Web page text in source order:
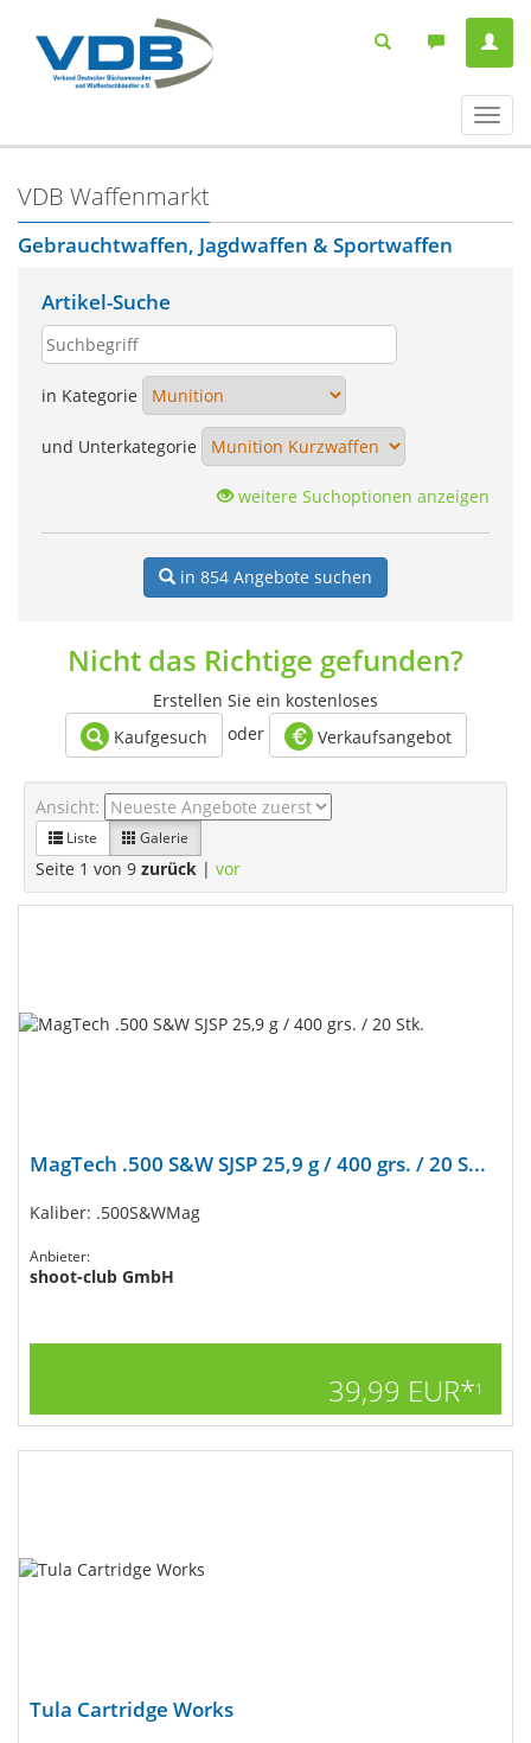
ein-/
VDB Waffenmarkt
Gebrauchtwaffen, Jagdwaffen & Sportwaffen
Artikel-Suche
in Kategorie
und Unterkategorie
weitere Suchoptionen anzeigen
in 854 Angebote suchen
Nicht das Richtige gefunden?
Erstellen Sie ein kostenloses
Kaufgesuch
oder Verkaufsangebot
Ansicht:
Liste Galerie
Seite 1 von 9 zurück | vor
MagTech .500 S&W SJSP 25,9 g / 400 grs. / 20 S...
Kaliber: .500S&WMag
Anbieter:
shoot-club GmbH
39,99 EUR*1
Tula Cartridge Works